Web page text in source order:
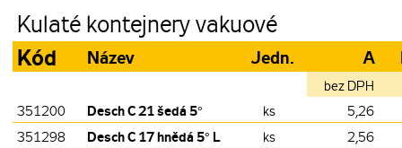
Kulaté kontejnery vakuové
Kód Název Jedn. A
bez DPH
351200 Desch C 21 šedá 5° ks
5,26
351298
Desch C 17 hnědá 5° L ks
2,56